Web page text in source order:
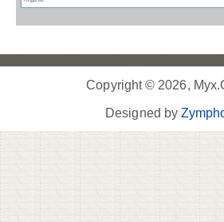
Copyright © 2026,
Designed by